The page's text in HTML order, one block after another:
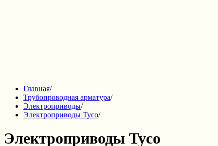
Главная/
Трубопроводная арматура/
Электроприводы/
Электроприводы Tyco/
Электроприводы Tyco